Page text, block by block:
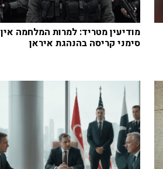
מודיעין מטריד: למרות המלחמה אין
סימני קריסה בהנהגת איראן